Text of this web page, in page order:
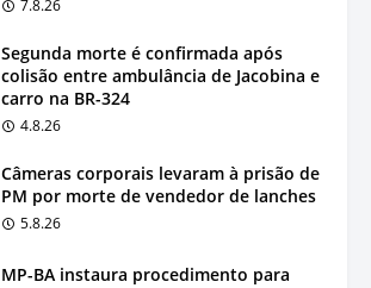
7.8.26
Segunda morte é confirmada após
colisão entre ambulância de Jacobina e
carro na BR-324
4.8.26
Câmeras corporais levaram à prisão de
PM por morte de vendedor de lanches
5.8.26
MP-BA instaura procedimento para